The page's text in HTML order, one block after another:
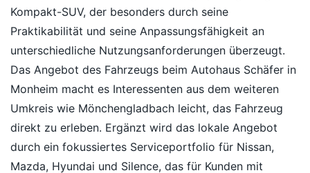
Kompakt-SUV, der besonders durch seine
Praktikabilität und seine Anpassungsfähigkeit an
unterschiedliche Nutzungsanforderungen überzeugt.
Das Angebot des Fahrzeugs beim Autohaus Schäfer in
Monheim macht es Interessenten aus dem weiteren
Umkreis wie Mönchengladbach leicht, das Fahrzeug
direkt zu erleben. Ergänzt wird das lokale Angebot
durch ein fokussiertes Serviceportfolio für Nissan,
Mazda, Hyundai und Silence, das für Kunden mit